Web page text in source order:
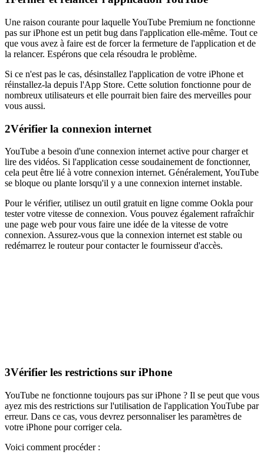
Une raison courante pour laquelle YouTube Premium ne fonctionne
pas sur iPhone est un petit bug dans l'application elle-même. Tout ce
que vous avez à faire est de forcer la fermeture de l'application et de
la relancer. Espérons que cela résoudra le problème.
Si ce n'est pas le cas, désinstallez l'application de votre iPhone et
réinstallez-la depuis l'App Store. Cette solution fonctionne pour de
nombreux utilisateurs et elle pourrait bien faire des merveilles pour
vous aussi.
2Vérifier la connexion internet
YouTube a besoin d'une connexion internet active pour charger et
lire des vidéos. Si l'application cesse soudainement de fonctionner,
cela peut être lié à votre connexion internet. Généralement, YouTube
se bloque ou plante lorsqu'il y a une connexion internet instable.
Pour le vérifier, utilisez un outil gratuit en ligne comme Ookla pour
tester votre vitesse de connexion. Vous pouvez également rafraîchir
une page web pour vous faire une idée de la vitesse de votre
connexion. Assurez-vous que la connexion internet est stable ou
redémarrez le routeur pour contacter le fournisseur d'accès.
3Vérifier les restrictions sur iPhone
YouTube ne fonctionne toujours pas sur iPhone ? Il se peut que vous
ayez mis des restrictions sur l'utilisation de l'application YouTube par
erreur. Dans ce cas, vous devrez personnaliser les paramètres de
votre iPhone pour corriger cela.
Voici comment procéder :